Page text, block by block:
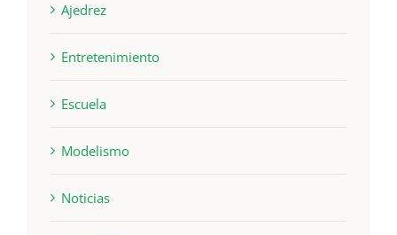
Ajedrez
Entretenimiento
Escuela
Modelismo
Noticias